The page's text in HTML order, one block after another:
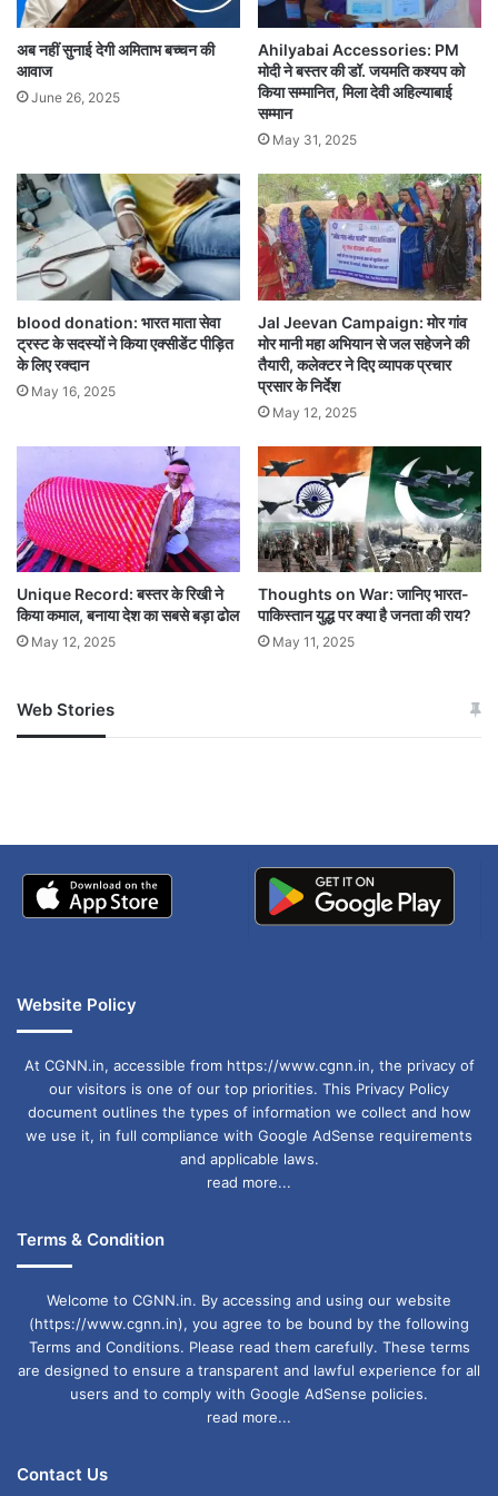
और पीवीसी से बने उत्पाद (औद्योगिक इनपुट को छोड़कर),
और लकड़ी के फर्नीचर को भी पूर्वोत्तर राज्यों के भूमि सीमा
चेक पोस्टों से आयात करने पर प्रतिबंध लगाया गया है। यह
पाबंदियां असम, मेघालय, त्रिपुरा, मिजोरम और पश्चिम बंगाल
के चांगरबांधा और फूलबाड़ी के सीमाई क्षेत्रों में लागू होंगी।
महत्वपूर्ण वस्तुएं रहेंगी अप्रभावित
हालांकि, मछली, एलपीजी, खाद्य तेल और कुचला पत्थर जैसी
आवश्यक वस्तुएं इस प्रतिबंध से बाहर रखी गई हैं। इसके
अलावा बांग्लादेश से नेपाल और भूटान की ओर भारत के
रास्ते जाने वाले माल पर भी कोई असर नहीं पड़ेगा।
बताया जा रहा है कि यह कदम बांग्लादेश के अंतरिम मुख्य
सलाहकार मोहम्मद यूनुस के चीन में दिए गए बयान के बाद
उठाया गया है, जिसमें उन्होंने भारत के पूर्वोत्तर क्षेत्र को
“समुद्र से कटा हुआ” बताया था। भारत ने इस बयान को
अपनी संप्रभुता और कनेक्टिविटी पर चुनौती के रूप में देखा
और राजनयिक प्रतिक्रिया दी।
अब नहीं सुनाई देगी अमिताभ बच्चन की
आवाज
June 26, 2025
Ahilyabai Accessories: PM
मोदी ने बस्तर की डॉ. जयमति कश्यप को
किया सम्मानित, मिला देवी अहिल्याबाई
सम्मान
May 31, 2025
blood donation: भारत माता सेवा
ट्रस्ट के सदस्यों ने किया एक्सीडेंट पीड़ित
के लिए रक्दान
May 16, 2025
Jal Jeevan Campaign: मोर गांव
मोर मानी महा अभियान से जल सहेजने की
तैयारी, कलेक्टर ने दिए व्यापक प्रचार
प्रसार के निर्देश
May 12, 2025
Unique Record: बस्तर के रिखी ने
किया कमाल, बनाया देश का सबसे बड़ा ढोल
May 12, 2025
Thoughts on War: जानिए भारत-
पाकिस्तान युद्ध पर क्या है जनता की राय?
May 11, 2025
Web Stories
जम्मू-कश्मीर में बारिश से
अपडेट
खाई में धक्का… आरोपियों ने
Website Policy
At CGNN.in, accessible from https://www.cgnn.in, the privacy of
our visitors is one of our top priorities. This Privacy Policy
document outlines the types of information we collect and how
we use it, in full compliance with Google AdSense requirements
and applicable laws.
read more...
Terms & Condition
Welcome to CGNN.in. By accessing and using our website
(https://www.cgnn.in), you agree to be bound by the following
Terms and Conditions. Please read them carefully. These terms
are designed to ensure a transparent and lawful experience for all
users and to comply with Google AdSense policies.
read more...
Contact Us